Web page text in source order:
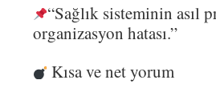
“Sağlık sisteminin
organizasyon hatası.”
Kısa ve net yorum